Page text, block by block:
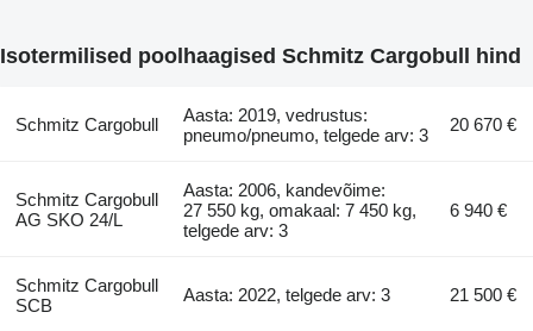
Isotermilised poolhaagised Schmitz Cargobull hind
Schmitz Cargobull
Aasta: 2019, vedrustus:
pneumo/pneumo, telgede arv: 3
20 670 €
Schmitz Cargobull
AG SKO 24/L
Aasta: 2006, kandevõime:
27 550 kg, omakaal: 7 450 kg,
telgede arv: 3
6 940 €
Schmitz Cargobull
SCB
Aasta: 2022, telgede arv: 3 21 500 €